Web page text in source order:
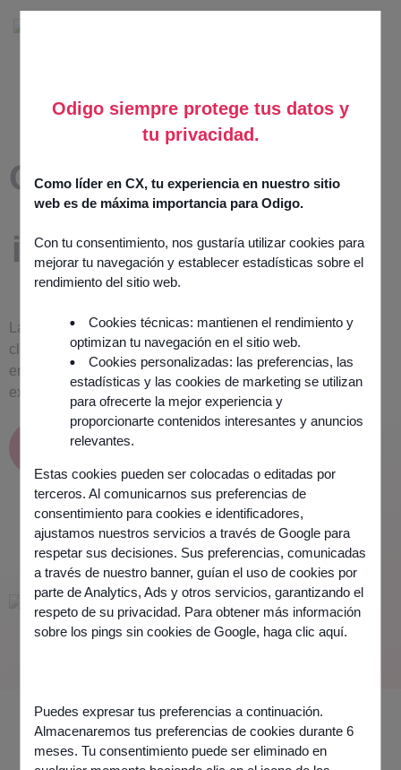
Odigo siempre protege tus datos y
tu privacidad.
Como líder en CX, tu experiencia en nuestro sitio
web es de máxima importancia para Odigo.
Con tu consentimiento, nos gustaría utilizar cookies para
mejorar tu navegación y establecer estadísticas sobre el
rendimiento del sitio web.
Cookies técnicas: mantienen el rendimiento y
optimizan tu navegación en el sitio web.
Cookies personalizadas: las preferencias, las
estadísticas y las cookies de marketing se utilizan
para ofrecerte la mejor experiencia y
proporcionarte contenidos interesantes y anuncios
relevantes.
Estas cookies pueden ser colocadas o editadas por
terceros. Al comunicarnos sus preferencias de
consentimiento para cookies e identificadores,
ajustamos nuestros servicios a través de Google para
respetar sus decisiones. Sus preferencias, comunicadas
a través de nuestro banner, guían el uso de cookies por
parte de Analytics, Ads y otros servicios, garantizando el
respeto de su privacidad. Para obtener más información
sobre los pings sin cookies de Google, haga clic aquí.
Puedes expresar tus preferencias a continuación.
Almacenaremos tus preferencias de cookies durante 6
meses. Tu consentimiento puede ser eliminado en
Comunidad
Odigo:
innovando
juntos
La Comunidad Odigo es un
club de usuarios de Odigo
en Francia y en el
extranjero.
Únete a la Comunidad
CONFÍAN EN NOSOTROS